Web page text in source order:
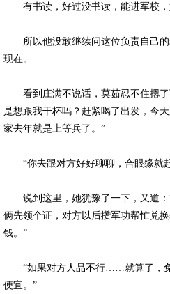
有书读，好过没书读，能进军校，
所以他没敢继续问这位负责自己的
现在。
看到庄满不说话，莫茹忍不住摁了
是想跟我干杯吗？赶紧喝了出发，今
家去年就是上等兵了。”
“你去跟对方好好聊聊，合眼缘就
说到这里，她犹豫了一下，又道：
俩先领个证，对方以后攒军功帮忙兑
钱。”
“如果对方人品不行……就算了，免
便宜。”